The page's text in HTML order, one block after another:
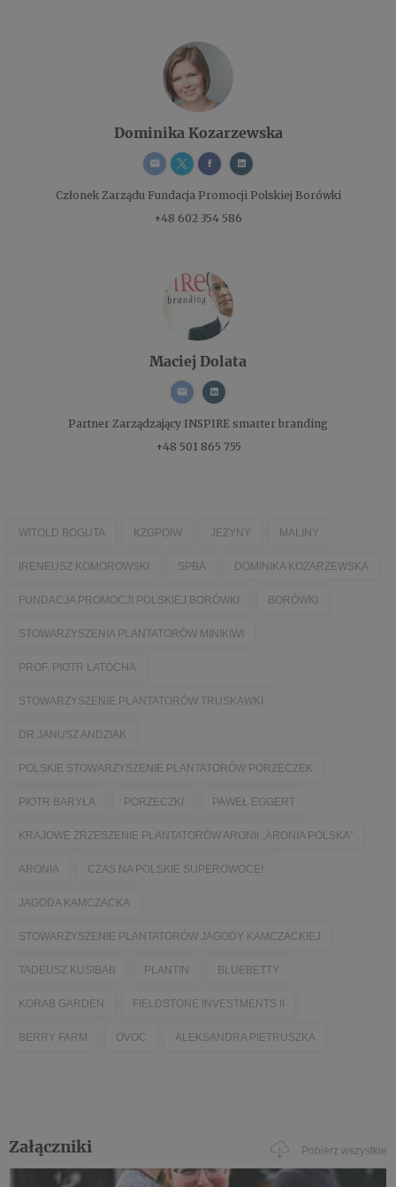
Dominika Kozarzewska
Członek ZarząduFundacja Promocji Polskiej Borówki
+48 602 354 586
Maciej Dolata
Partner Zarządzający INSPIRE smarter branding
+48 501 865 755
WITOLD BOGUTA KZGPOIW JEŻYNY MALINY
IRENEUSZ KOMOROWSKI SPBA DOMINIKA KOZARZEWSKA
FUNDACJA PROMOCJI POLSKIEJ BORÓWKI BORÓWKI
STOWARZYSZENIA PLANTATORÓW MINIKIWI
PROF. PIOTR LATOCHA
STOWARZYSZENIE PLANTATORÓW TRUSKAWKI
DR JANUSZ ANDZIAK
POLSKIE STOWARZYSZENIE PLANTATORÓW PORZECZEK
PIOTR BARYŁA PORZECZKI PAWEŁ EGGERT
KRAJOWE ZRZESZENIE PLANTATORÓW ARONII „ARONIA POLSKA”
ARONIA CZAS NA POLSKIE SUPEROWOCE!
JAGODA KAMCZACKA
STOWARZYSZENIE PLANTATORÓW JAGODY KAMCZACKIEJ
TADEUSZ KUSIBAB PLANTIN BLUEBETTY
KORAB GARDEN FIELDSTONE INVESTMENTS II
BERRY FARM OVOC ALEKSANDRA PIETRUSZKA
Załączniki Pobierz wszystkie